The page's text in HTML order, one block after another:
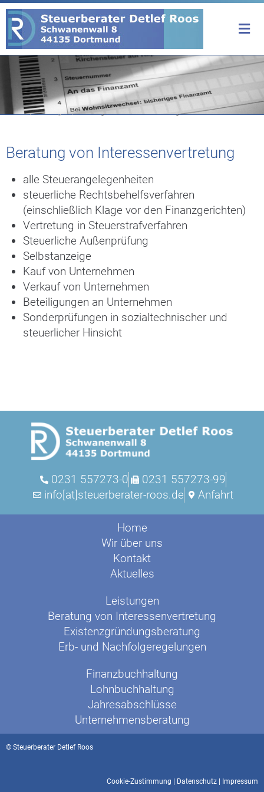
Home / Leistungen / Beratung von Interessenvertretung
Beratung von Interessenvertretung
alle Steuerangelegenheiten
steuerliche Rechtsbehelfsverfahren
(einschließlich Klage vor den Finanzgerichten)
Vertretung in Steuerstrafverfahren
Steuerliche Außenprüfung
Selbstanzeige
Kauf von Unternehmen
Verkauf von Unternehmen
Beteiligungen an Unternehmen
Sonderprüfungen in sozialtechnischer und
steuerlicher Hinsicht
0231 557273-0
0231 557273-99
info[at]steuerberater-roos.de
Anfahrt
Home
Wir über uns
Kontakt
Aktuelles
Leistungen
Beratung von Interessenvertretung
Existenzgründungsberatung
Erb- und Nachfolgeregelungen
Finanzbuchhaltung
Lohnbuchhaltung
Jahresabschlüsse
Unternehmensberatung
© Steuerberater Detlef Roos
Cookie-Zustimmung | Datenschutz | Impressum